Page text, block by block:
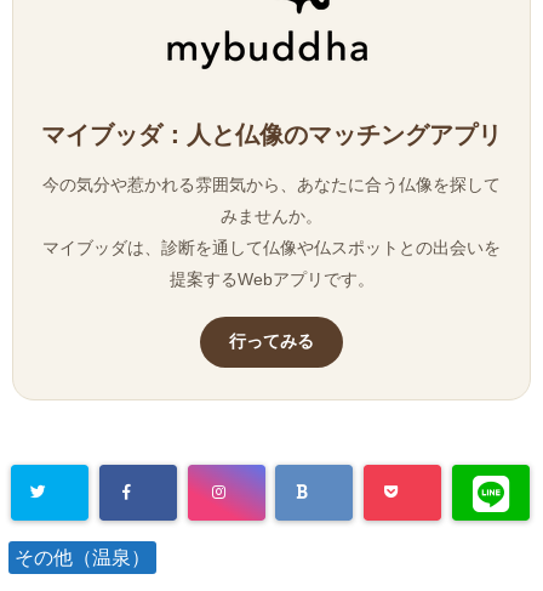
マイブッダ：人と仏像のマッチングアプリ
今の気分や惹かれる雰囲気から、あなたに合う仏像を探して
みませんか。
マイブッダは、診断を通して仏像や仏スポットとの出会いを
提案するWebアプリです。
行ってみる
その他（温泉）